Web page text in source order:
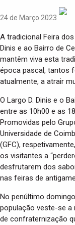
24 de Março 2023
A tradicional Feira
Dinis e ao Bairro de
mantêm viva esta
época pascal, tantos
atualmente, a atrair
O Largo D. Dinis e o
entre as 10h00 e as
Promovidas pelo
Universidade de
(GFC),
os visitantes a
desfrutarem dos
nas feiras de
No penúltimo
população veste-se a
de confraternização